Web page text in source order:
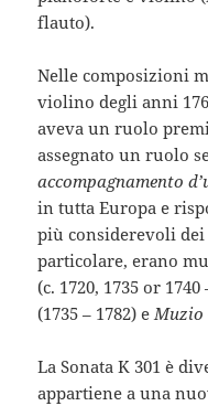
flauto).
Nelle composizioni
violino degli anni
aveva un ruolo
assegnato un ruolo
accompagnamento
in tutta Europa e
più considerevoli
particolare, erano
(c. 1720, 1735 or 1740
(1735 – 1782) e Muzio
La Sonata K 301 è
appartiene a una